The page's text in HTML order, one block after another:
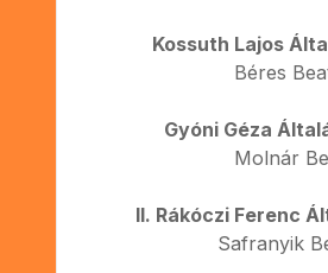
Kossuth Lajos
Béres
Gyóni Géza
Molnár
II. Rákóczi Ferenc
Safranyik